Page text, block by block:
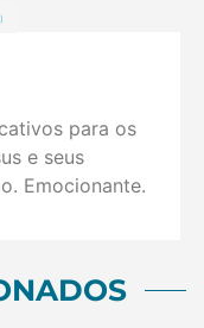
para os
e seus
Emocionante.